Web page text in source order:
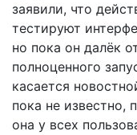
заявили, что
тестируют
но пока он далёк
полноценного
касается
пока не известно,
она у всех